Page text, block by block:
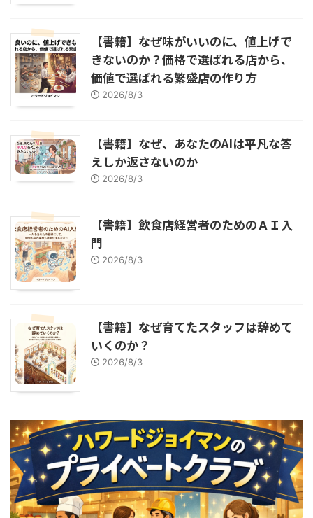
【書籍】なぜ味がいいのに、値上げで
きないのか？価格で選ばれる店から、
価値で選ばれる繁盛店の作り方
2026/8/3
【書籍】なぜ、あなたのAIは平凡な答
えしか返さないのか
2026/8/3
【書籍】飲食店経営者のためのＡＩ入
門
2026/8/3
【書籍】なぜ育てたスタッフは辞めて
いくのか？
2026/8/3